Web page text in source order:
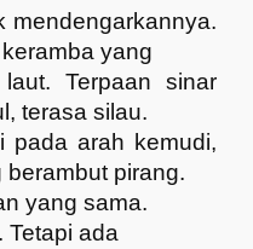
mendengarkannya.
yang
Terpaan sinar
terasa silau.
pada arah kemudi,
pirang.
yang sama.
Tetapi ada